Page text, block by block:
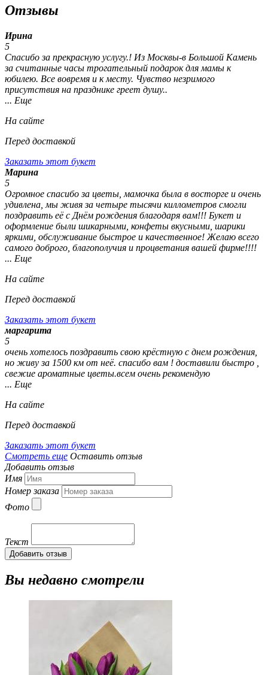
Отзывы
Ирина
5
Спасибо за прекрасную услугу.! Из Москвы-в Большой Камень
за считанные часы трогательный подарок для мамы к
юбилею. Все вовремя и к месту. Чувство незримого
присутствия на празднике греет душу..
... Еще
На сайте
Перед доставкой
Заказать этот букет
Марина
5
Огромное спасибо за цветы, мамочка была в восторге и очень
удивлена, мы живя за четыре тысячи киллометров смогли
поздравить её с Днём рождения благодаря вам!!! Букет и
оформление были шикарными, конфеты вкусными, шарики
яркими, обслуживание быстрое и качественное! Желаю всего
самого доброго, благополучия и процветания вашей фирме!!!!
... Еще
На сайте
Перед доставкой
Заказать этот букет
маргарита
5
очень хотелось поздравить свою крёстную с днем рождения,
но живу за 1500 км от неё. спасибо вам ! доставили быстро ,
свежие ароматные цветы.всем очень рекомендую
... Еще
На сайте
Перед доставкой
Заказать этот букет
Смотреть еще Оставить отзыв
Добавить отзыв
Имя
Номер заказа
Фото
Текст
Добавить отзыв
Вы недавно смотрели